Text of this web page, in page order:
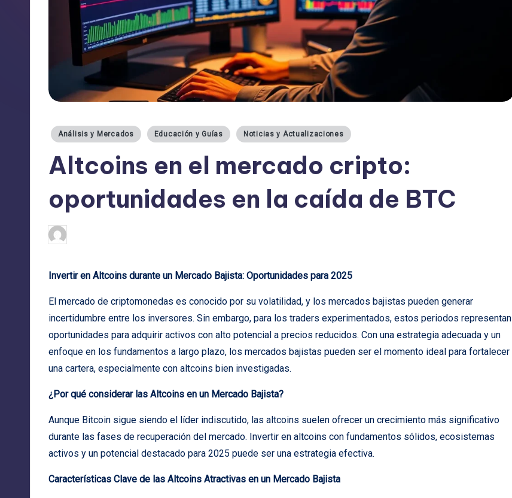
Publicado
Análisis y Mercados Educación y Guías Noticias y Actualizaciones
Altcoins en el mercado cripto:
oportunidades en la caída de BTC
Publicado
por
Invertir en Altcoins durante un Mercado Bajista: Oportunidades para 2025
El mercado de criptomonedas es conocido por su volatilidad, y los mercados bajistas pueden generar
incertidumbre entre los inversores. Sin embargo, para los traders experimentados, estos periodos representan
oportunidades para adquirir activos con alto potencial a precios reducidos. Con una estrategia adecuada y un
enfoque en los fundamentos a largo plazo, los mercados bajistas pueden ser el momento ideal para fortalecer
una cartera, especialmente con altcoins bien investigadas.
¿Por qué considerar las Altcoins en un Mercado Bajista?
Aunque Bitcoin sigue siendo el líder indiscutido, las altcoins suelen ofrecer un crecimiento más significativo
durante las fases de recuperación del mercado. Invertir en altcoins con fundamentos sólidos, ecosistemas
activos y un potencial destacado para 2025 puede ser una estrategia efectiva.
Características Clave de las Altcoins Atractivas en un Mercado Bajista